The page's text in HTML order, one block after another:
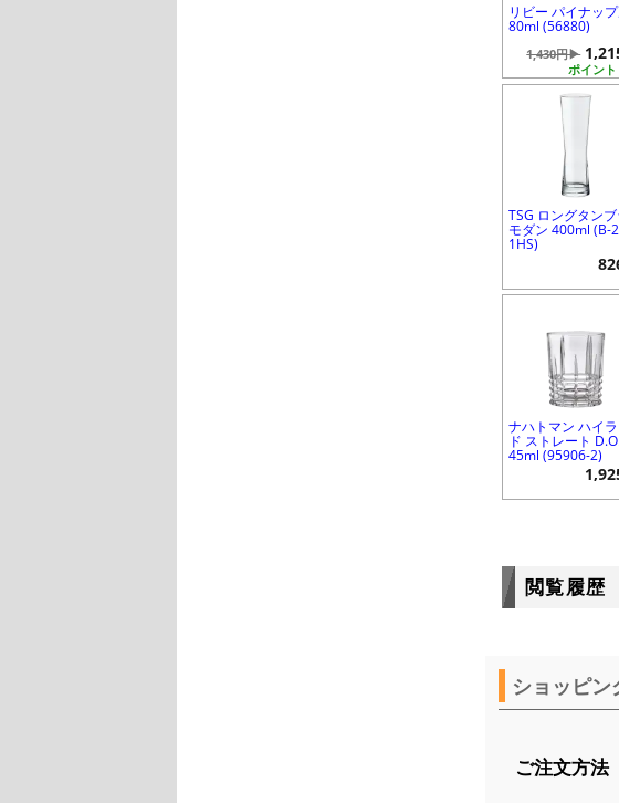
リビー パイナッ
80ml (56880)
ポイン
1,430円▶
TSG ロングタン
モダン 400ml (B-
1HS)
ナハトマン ハイ
ド ストレート
45ml (95906-2)
閲覧履歴
ショッピン
ご注文方法